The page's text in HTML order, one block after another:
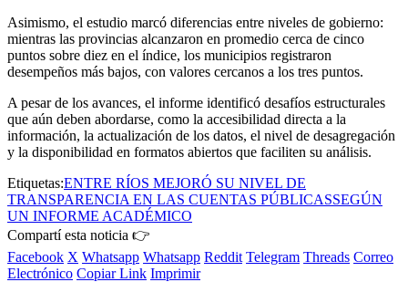
Asimismo, el estudio marcó diferencias entre niveles de gobierno:
mientras las provincias alcanzaron en promedio cerca de cinco
puntos sobre diez en el índice, los municipios registraron
desempeños más bajos, con valores cercanos a los tres puntos.
A pesar de los avances, el informe identificó desafíos estructurales
que aún deben abordarse, como la accesibilidad directa a la
información, la actualización de los datos, el nivel de desagregación
y la disponibilidad en formatos abiertos que faciliten su análisis.
Etiquetas:ENTRE RÍOS MEJORÓ SU NIVEL DE
TRANSPARENCIA EN LAS CUENTAS PÚBLICASSEGÚN
UN INFORME ACADÉMICO
Compartí esta noticia 👉
Facebook X Whatsapp Whatsapp Reddit Telegram Threads Correo
Electrónico Copiar Link Imprimir